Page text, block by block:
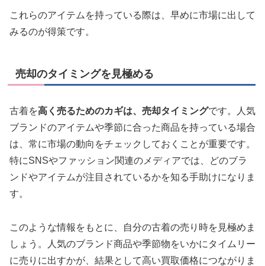
これらのアイテムを持っている際は、早めに市場に出して
みるのが得策です。
売却のタイミングを見極める
古着を高く売るためのカギは、売却タイミングです。人気
ブランドのアイテムや季節に合った商品を持っている場合
は、常に市場の動向をチェックしておくことが重要です。
特にSNSやファッション関連のメディアでは、どのブラ
ンドやアイテムが注目されているかを知る手助けになりま
す。
このような情報をもとに、自分の古着の売り時を見極めま
しょう。人気のブランド商品や季節物をいかにタイムリー
に売りに出すかが、結果として高い買取価格につながりま